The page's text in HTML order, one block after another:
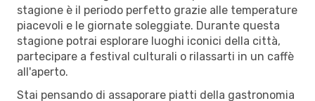
stagione è il periodo perfetto grazie alle temperature
piacevoli e le giornate soleggiate. Durante questa
stagione potrai esplorare luoghi iconici della città,
partecipare a festival culturali o rilassarti in un caffè
all'aperto.
Stai pensando di assaporare piatti della gastronomia